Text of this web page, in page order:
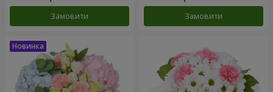
Замовити Замовити